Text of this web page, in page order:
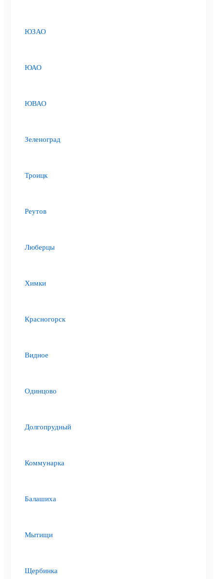
ЮЗАО
ЮАО
ЮВАО
Зеленоград
Троицк
Реутов
Люберцы
Химки
Красногорск
Видное
Одинцово
Долгопрудный
Коммунарка
Балашиха
Мытищи
Щербинка